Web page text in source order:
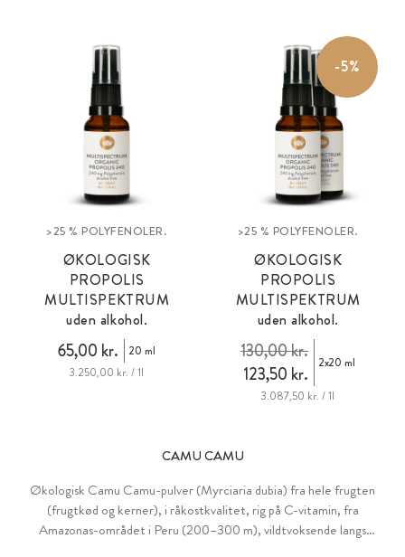
(sukkerholdige udskillelser fra insekter) som deres egen næringskilde.
>25 % POLYFENOLER.
ØKOLOGISK
PROPOLIS
MULTISPEKTRUM
uden alkohol.
65,00 kr.
20 ml
3.250,00 kr. / 1l
-5%
>25 % POLYFENOLER.
ØKOLOGISK
PROPOLIS
MULTISPEKTRUM
uden alkohol.
123,50 kr.
130,00 kr. 2x20 ml
3.087,50 kr. / 1l
CAMU CAMU
Økologisk Camu Camu-pulver (Myrciaria dubia) fra hele frugten
(frugtkød og kerner), i råkostkvalitet, rig på C-vitamin, fra
Amazonas-området i Peru (200–300 m), vildtvoksende langs